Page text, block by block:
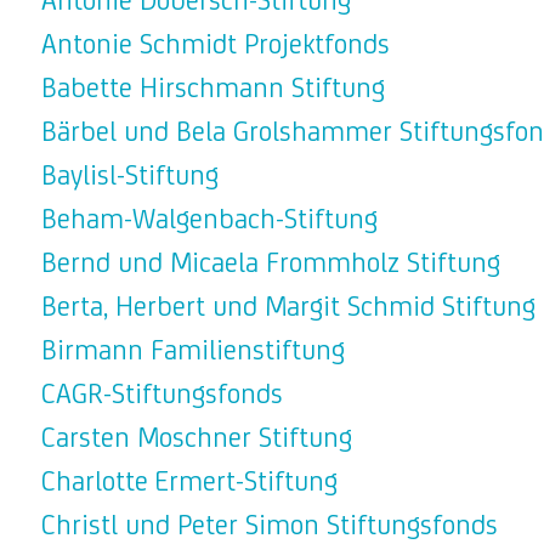
Antonie Schmidt Projektfonds
Babette Hirschmann Stiftung
Bärbel und Bela Grolshammer
Baylisl-Stiftung
Beham-Walgenbach-Stiftung
Bernd und Micaela Frommholz Stiftung
Berta, Herbert und Margit Schmid Stiftung
Birmann Familienstiftung
CAGR-Stiftungsfonds
Carsten Moschner Stiftung
Charlotte Ermert-Stiftung
Christl und Peter Simon Stiftungsfonds